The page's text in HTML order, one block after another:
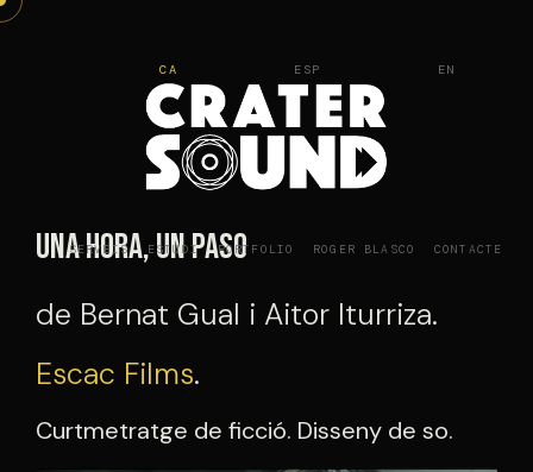
Vés
SERVEIS ESTUDI PORTFOLIO ROGER BLASCO CONTACTE
CA ESP EN
Una hora, un paso
de Bernat Gual i Aitor Iturriza.
Escac Films.
Curtmetratge de ficció. Disseny de so.